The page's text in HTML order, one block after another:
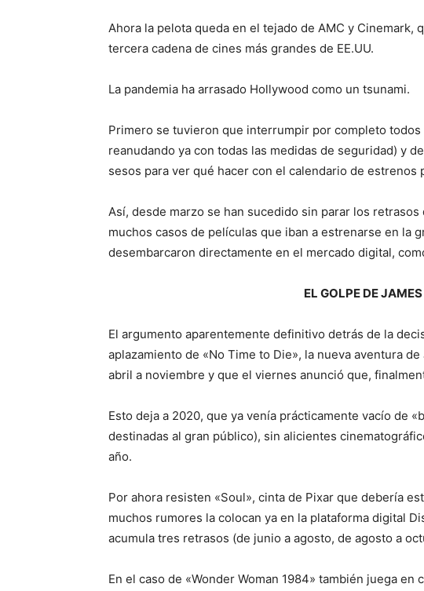
Ahora la pelota queda en el tejado de AMC y Cinemark,
tercera cadena de cines más grandes de EE.UU.
La pandemia ha arrasado Hollywood como un tsunami.
Primero se tuvieron que interrumpir por completo todos
reanudando ya con todas las medidas de seguridad) y
sesos para ver qué hacer con el calendario de estrenos
Así, desde marzo se han sucedido sin parar los
muchos casos de películas que iban a estrenarse en la
desembarcaron directamente en el mercado digital,
EL GOLPE DE
El argumento aparentemente definitivo detrás de la
aplazamiento de «No Time to Die», la nueva aventura
abril a noviembre y que el viernes anunció que,
Esto deja a 2020, que ya venía prácticamente vacío de
destinadas al gran público), sin alicientes
año.
Por ahora resisten «Soul», cinta de Pixar que debería
muchos rumores la colocan ya en la plataforma digital
acumula tres retrasos (de junio a agosto, de agosto a
En el caso de «Wonder Woman 1984» también juega